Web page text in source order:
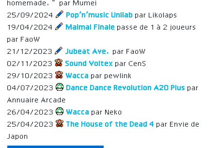
homemade." par Mumei
25/09/2024
Pop’n’music Unilab par Likolaps
19/04/2024
Maimai Finale passe de 1 à 2 joueurs
par FaoW
21/12/2023
Jubeat Ave. par FaoW
02/11/2023
Sound Voltex par CenS
29/10/2023
Wacca par pewlink
04/07/2023
Dance Dance Revolution A20 Plus par
Annuaire Arcade
26/04/2023
Wacca par Neko
25/04/2023
The House of the Dead 4 par Envie de
Japon